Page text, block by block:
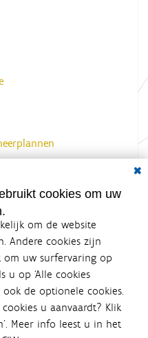
cookies om uw
om de website
Andere cookies zijn
uw surfervaring op
u op ‘Alle cookies
ook de optionele cookies.
u aanvaardt? Klik
Meer info leest u in het
een
Integraal